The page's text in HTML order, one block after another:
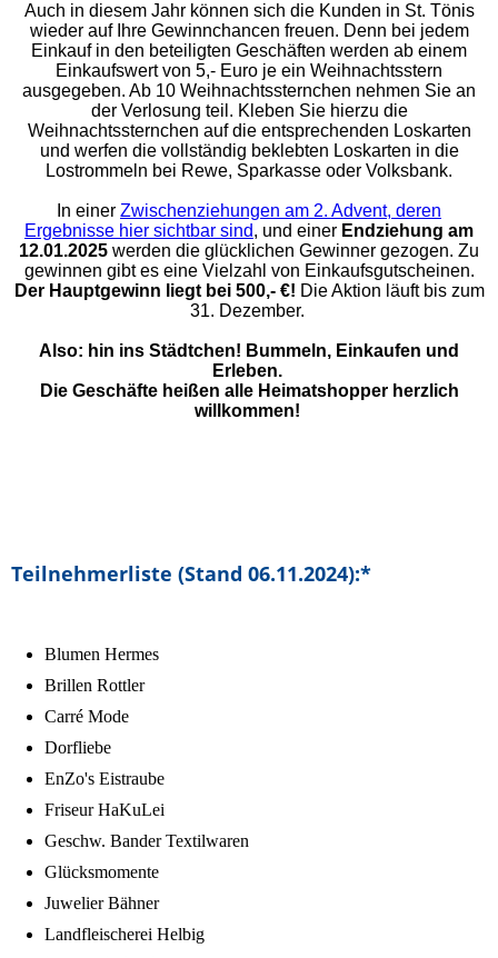
Auch in diesem Jahr können sich die Kunden in St. Tönis
wieder auf Ihre Gewinnchancen freuen. Denn bei jedem
Einkauf in den beteiligten Geschäften werden ab einem
Einkaufswert von 5,- Euro je ein Weihnachtsstern
ausgegeben. Ab 10 Weihnachtssternchen nehmen Sie an
der Verlosung teil. Kleben Sie hierzu die
Weihnachtssternchen auf die entsprechenden Loskarten
und werfen die vollständig beklebten Loskarten in die
Lostrommeln bei Rewe, Sparkasse oder Volksbank.
In einer Zwischenziehungen am 2. Advent, deren
Ergebnisse hier sichtbar sind, und einer Endziehung am
12.01.2025 werden die glücklichen Gewinner gezogen. Zu
gewinnen gibt es eine Vielzahl von Einkaufsgutscheinen.
Der Hauptgewinn liegt bei 500,- €! Die Aktion läuft bis zum
31. Dezember.
Also: hin ins Städtchen! Bummeln, Einkaufen und
Erleben.
Die Geschäfte heißen alle Heimatshopper herzlich
willkommen!
Teilnehmerliste (Stand 06.11.2024):*
Blumen Hermes
Brillen Rottler
Carré Mode
Dorfliebe
EnZo's Eistraube
Friseur HaKuLei
Geschw. Bander Textilwaren
Glücksmomente
Juwelier Bähner
Landfleischerei Helbig